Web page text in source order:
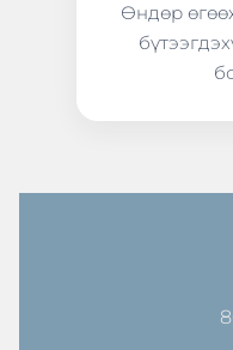
Өндөр